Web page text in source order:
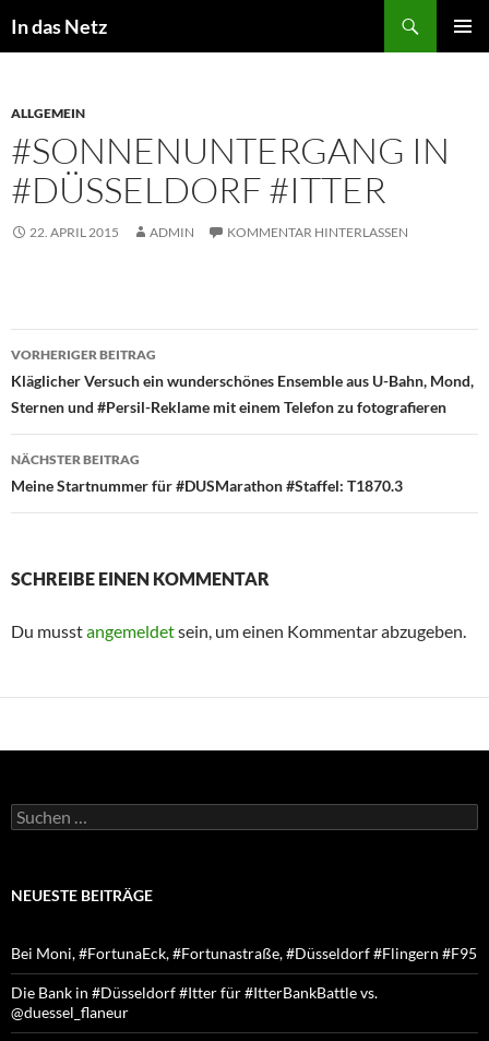
Inhalt
In das Netz
ALLGEMEIN
#SONNENUNTERGANG IN
#DÜSSELDORF #ITTER
22. APRIL 2015 ADMIN KOMMENTAR HINTERLASSEN
Beitragsnavigation
VORHERIGER BEITRAG
Kläglicher Versuch ein wunderschönes Ensemble aus U-Bahn, Mond,
Sternen und #Persil-Reklame mit einem Telefon zu fotografieren
NÄCHSTER BEITRAG
Meine Startnummer für #DUSMarathon #Staffel: T1870.3
SCHREIBE EINEN KOMMENTAR
Du musstangemeldetsein, um einen Kommentar abzugeben.
Suchen
nach:
NEUESTE BEITRÄGE
Bei Moni, #FortunaEck, #Fortunastraße, #Düsseldorf #Flingern #F95
Die Bank in #Düsseldorf #Itter für #ItterBankBattle vs.
@duessel_flaneur